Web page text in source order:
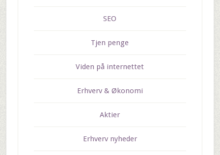
SEO
Tjen penge
Viden på internettet
Erhverv & Økonomi
Aktier
Erhverv nyheder